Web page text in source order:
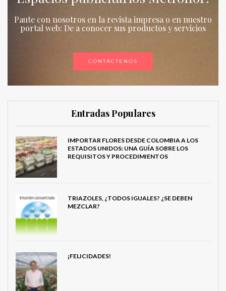
Paute con nosotros en la revista impresa o en nuestro
portal web: De a conocer sus productos y servicios
CONTÁCTENOS
Entradas Populares
IMPORTAR FLORES DESDE COLOMBIA A LOS
ESTADOS UNIDOS: UNA GUÍA SOBRE LOS
REQUISITOS Y PROCEDIMIENTOS
TRIAZOLES, ¿TODOS IGUALES? ¿SE DEBEN
MEZCLAR?
¡FELICIDADES!